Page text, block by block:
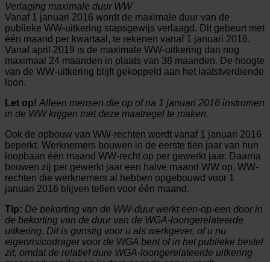
Verlaging maximale duur WW
Vanaf 1 januari 2016 wordt de maximale duur van de
publieke WW-uitkering stapsgewijs verlaagd. Dit gebeurt met
één maand per kwartaal, te rekenen vanaf 1 januari 2016.
Vanaf april 2019 is de maximale WW-uitkering dan nog
maximaal 24 maanden in plaats van 38 maanden. De hoogte
van de WW-uitkering blijft gekoppeld aan het laatstverdiende
loon.
Let op! Alleen mensen die op of na 1 januari 2016 instromen
in de WW krijgen met deze maatregel te maken.
Ook de opbouw van WW-rechten wordt vanaf 1 januari 2016
beperkt. Werknemers bouwen in de eerste tien jaar van hun
loopbaan één maand WW-recht op per gewerkt jaar. Daarna
bouwen zij per gewerkt jaar een halve maand WW op. WW-
rechten die werknemers al hebben opgebouwd voor 1
januari 2016 blijven tellen voor één maand.
Tip: De bekorting van de WW-duur werkt een-op-een door in
de bekorting van de duur van de WGA-loongerelateerde
uitkering. Dit is gunstig voor u als werkgever, of u nu
eigenrisicodrager voor de WGA bent of in het publieke bestel
zit, omdat de relatief dure WGA-loongerelateerde uitkering